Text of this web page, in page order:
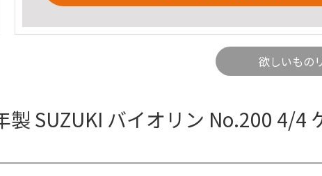
欲しいもの
SUZUKI バイオリン No.200 4/4